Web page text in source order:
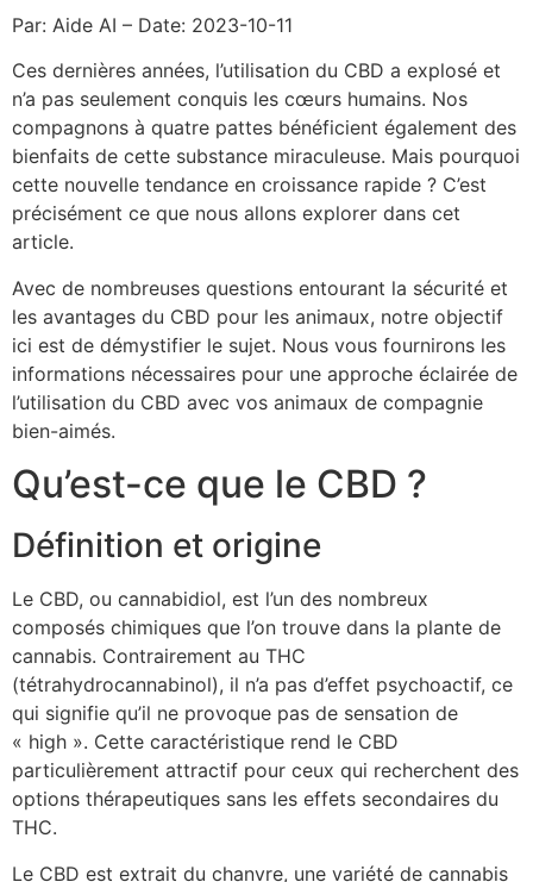
Par: Aide AI – Date: 2023-10-11
Ces dernières années, l’utilisation du CBD a explosé et
n’a pas seulement conquis les cœurs humains. Nos
compagnons à quatre pattes bénéficient également des
bienfaits de cette substance miraculeuse. Mais pourquoi
cette nouvelle tendance en croissance rapide ? C’est
précisément ce que nous allons explorer dans cet
article.
Avec de nombreuses questions entourant la sécurité et
les avantages du CBD pour les animaux, notre objectif
ici est de démystifier le sujet. Nous vous fournirons les
informations nécessaires pour une approche éclairée de
l’utilisation du CBD avec vos animaux de compagnie
bien-aimés.
Qu’est-ce que le CBD ?
Définition et origine
Le CBD, ou cannabidiol, est l’un des nombreux
composés chimiques que l’on trouve dans la plante de
cannabis. Contrairement au THC
(tétrahydrocannabinol), il n’a pas d’effet psychoactif, ce
qui signifie qu’il ne provoque pas de sensation de
« high ». Cette caractéristique rend le CBD
particulièrement attractif pour ceux qui recherchent des
options thérapeutiques sans les effets secondaires du
THC.
Le CBD est extrait du chanvre, une variété de cannabis